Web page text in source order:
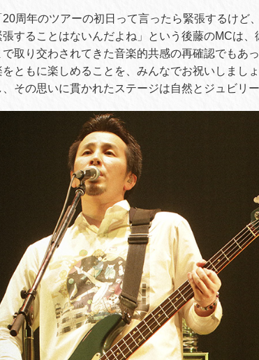
20周年のツアーの初日って言ったら緊張するけ
張することはないんだよね」という後藤のMCは
で取り交わされてきた音楽的共感の再確認でもあ
をともに楽しめることを、みんなでお祝いしまし
、その思いに貫かれたステージは自然とジュビリ